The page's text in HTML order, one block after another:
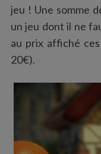
jeu ! Une somme
un jeu dont il ne
au prix affiché
20€).
S
a
r